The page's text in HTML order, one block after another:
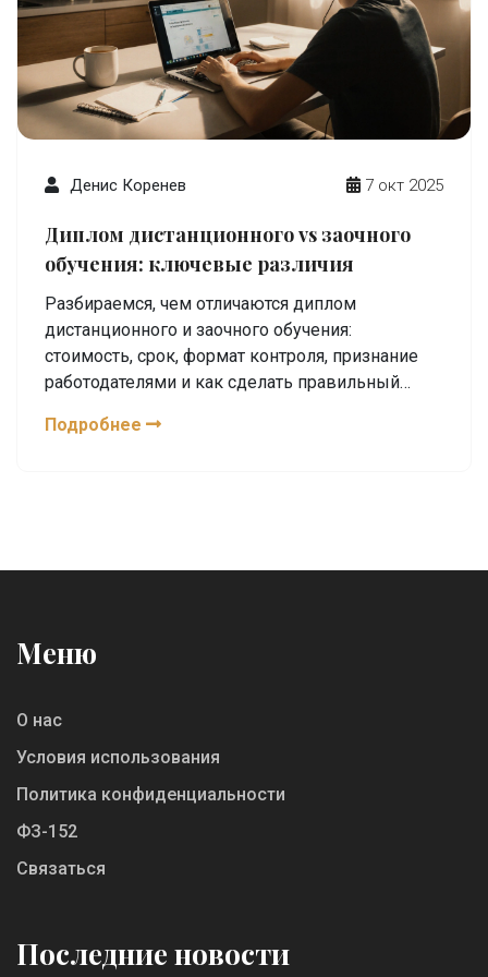
Денис Коренев 7 окт 2025
Диплом дистанционного vs заочного
обучения: ключевые различия
Разбираемся, чем отличаются диплом
дистанционного и заочного обучения:
стоимость, срок, формат контроля, признание
работодателями и как сделать правильный
Подробнее
Меню
О нас
Условия использования
Политика конфиденциальности
ФЗ-152
Связаться
Последние новости